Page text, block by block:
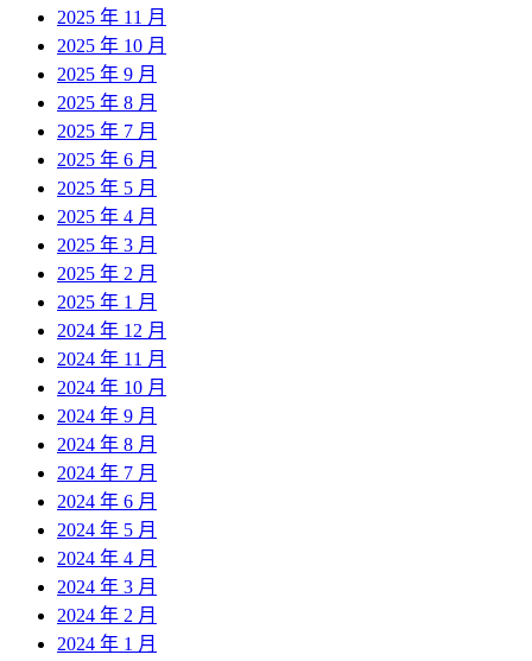
2025 年 11 月
2025 年 10 月
2025 年 9 月
2025 年 8 月
2025 年 7 月
2025 年 6 月
2025 年 5 月
2025 年 4 月
2025 年 3 月
2025 年 2 月
2025 年 1 月
2024 年 12 月
2024 年 11 月
2024 年 10 月
2024 年 9 月
2024 年 8 月
2024 年 7 月
2024 年 6 月
2024 年 5 月
2024 年 4 月
2024 年 3 月
2024 年 2 月
2024 年 1 月